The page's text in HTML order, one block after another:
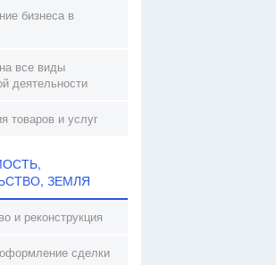
бизнеса в
все виды
деятельности
товаров и услуг
ЗЕМЛЯ
и реконструкция
сделки